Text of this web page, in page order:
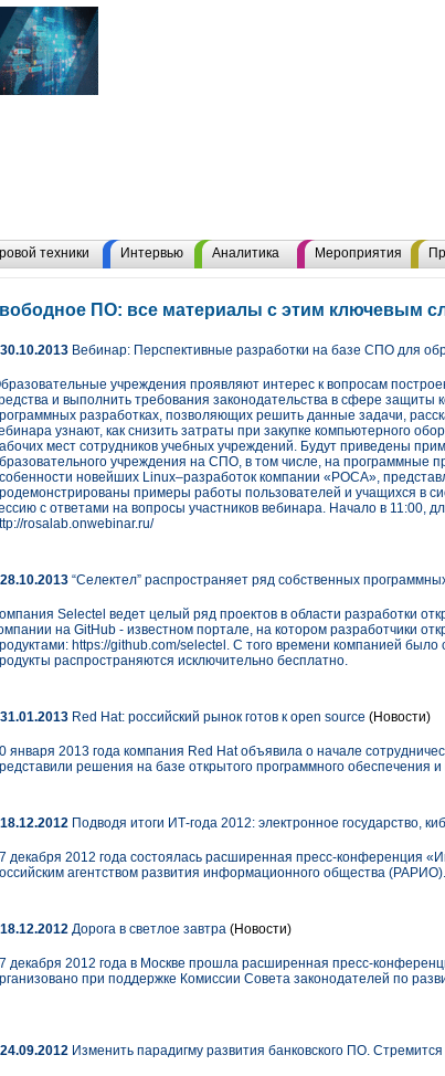
техники Интервью Аналитика Мероприятия
ПО: все материалы с этим ключевым
30.10.2013 Вебинар: Перспективные разработки на базе СПО для
учреждения проявляют интерес к вопросам
и выполнить требования законодательства в сфере
разработках, позволяющих решить данные задачи,
узнают, как снизить затраты при закупке компьютерного
мест сотрудников учебных учреждений. Будут приведены
учреждения на СПО, в том числе, на программные
новейших Linux–разработок компании «РОСА»,
примеры работы пользователей и учащихся в
с ответами на вопросы участников вебинара. Начало в 11:00,
rosalab.onwebinar.ru/
28.10.2013 “Селектел” распространяет ряд собственных
Selectel ведет целый ряд проектов в области разработки
на GitHub - известном портале, на котором разработчики
https://github.com/selectel. С того времени компанией
распространяются исключительно бесплатно.
31.01.2013 Red Hat: российский рынок готов к open source (Новости)
января 2013 года компания Red Hat объявила о начале
решения на базе открытого программного обеспечения
18.12.2012 Подводя итоги ИТ-года 2012: электронное государство,
декабря 2012 года состоялась расширенная пресс-конференция
агентством развития информационного общества (РАРИО).
18.12.2012 Дорога в светлое завтра (Новости)
декабря 2012 года в Москве прошла расширенная пресс-
при поддержке Комиссии Совета законодателей по
24.09.2012 Изменить парадигму развития банковского ПО.